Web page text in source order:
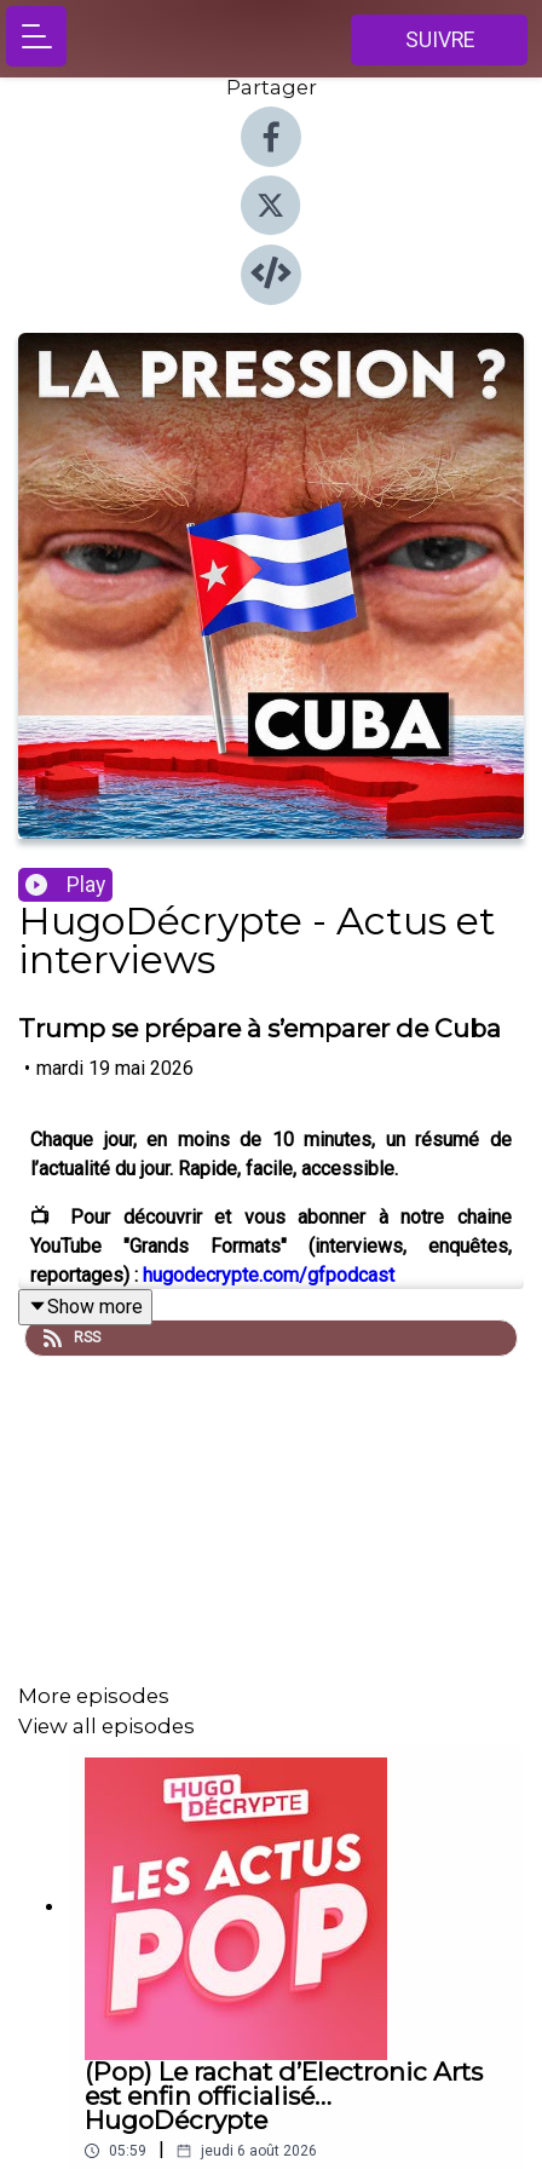
SUIVRE
Partager
Play
HugoDécrypte - Actus et
interviews
Trump se prépare à s’emparer de Cuba
• mardi 19 mai 2026
Chaque jour, en moins de 10 minutes, un résumé de
l’actualité du jour. Rapide, facile, accessible.
📺 Pour découvrir et vous abonner à notre chaine
YouTube "Grands Formats" (interviews, enquêtes,
reportages) : hugodecrypte.com/gfpodcast
💼 Pour trouver un stage, alternance ou CDD/CDI :
hugodecrypte.com/jobboardpodcast
CUBA :Les Echos
Post ,CNN
Écriture : Blanche Vathonne - Léah Boukobza - Samy
Rabbata - Hugo Travers
Show more
RSS
More episodes
View all episodes
(Pop) Le rachat d’Electronic Arts
est enfin officialisé…
HugoDécrypte
05:59 | jeudi 6 août 2026